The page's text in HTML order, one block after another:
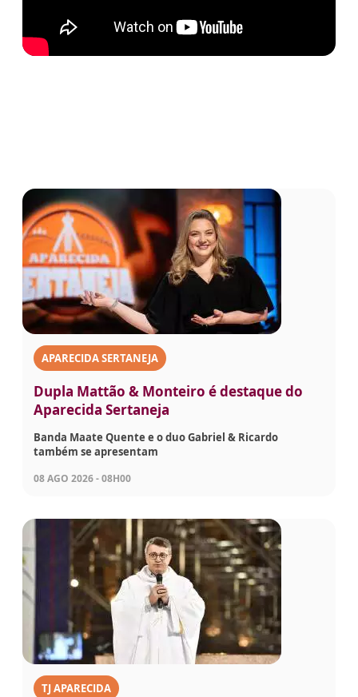
APARECIDA SERTANEJA
Dupla Mattão & Monteiro é destaque do
Aparecida Sertaneja
Banda Maate Quente e o duo Gabriel & Ricardo
também se apresentam
08 AGO 2026 - 08H00
TJ APARECIDA